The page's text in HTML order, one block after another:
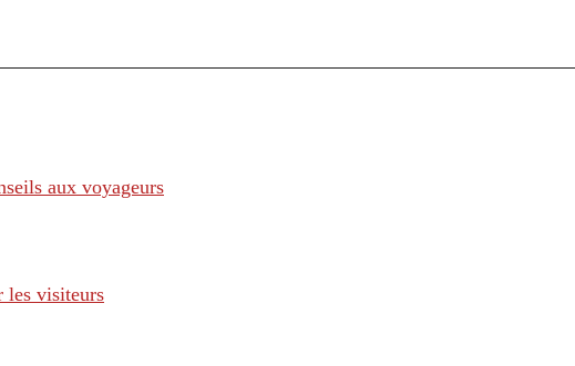
aux voyageurs
les visiteurs